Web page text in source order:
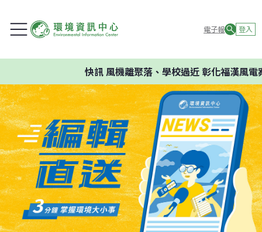
電子報 登入
快訊風機離聚落、學校過近 彰化福漢風電